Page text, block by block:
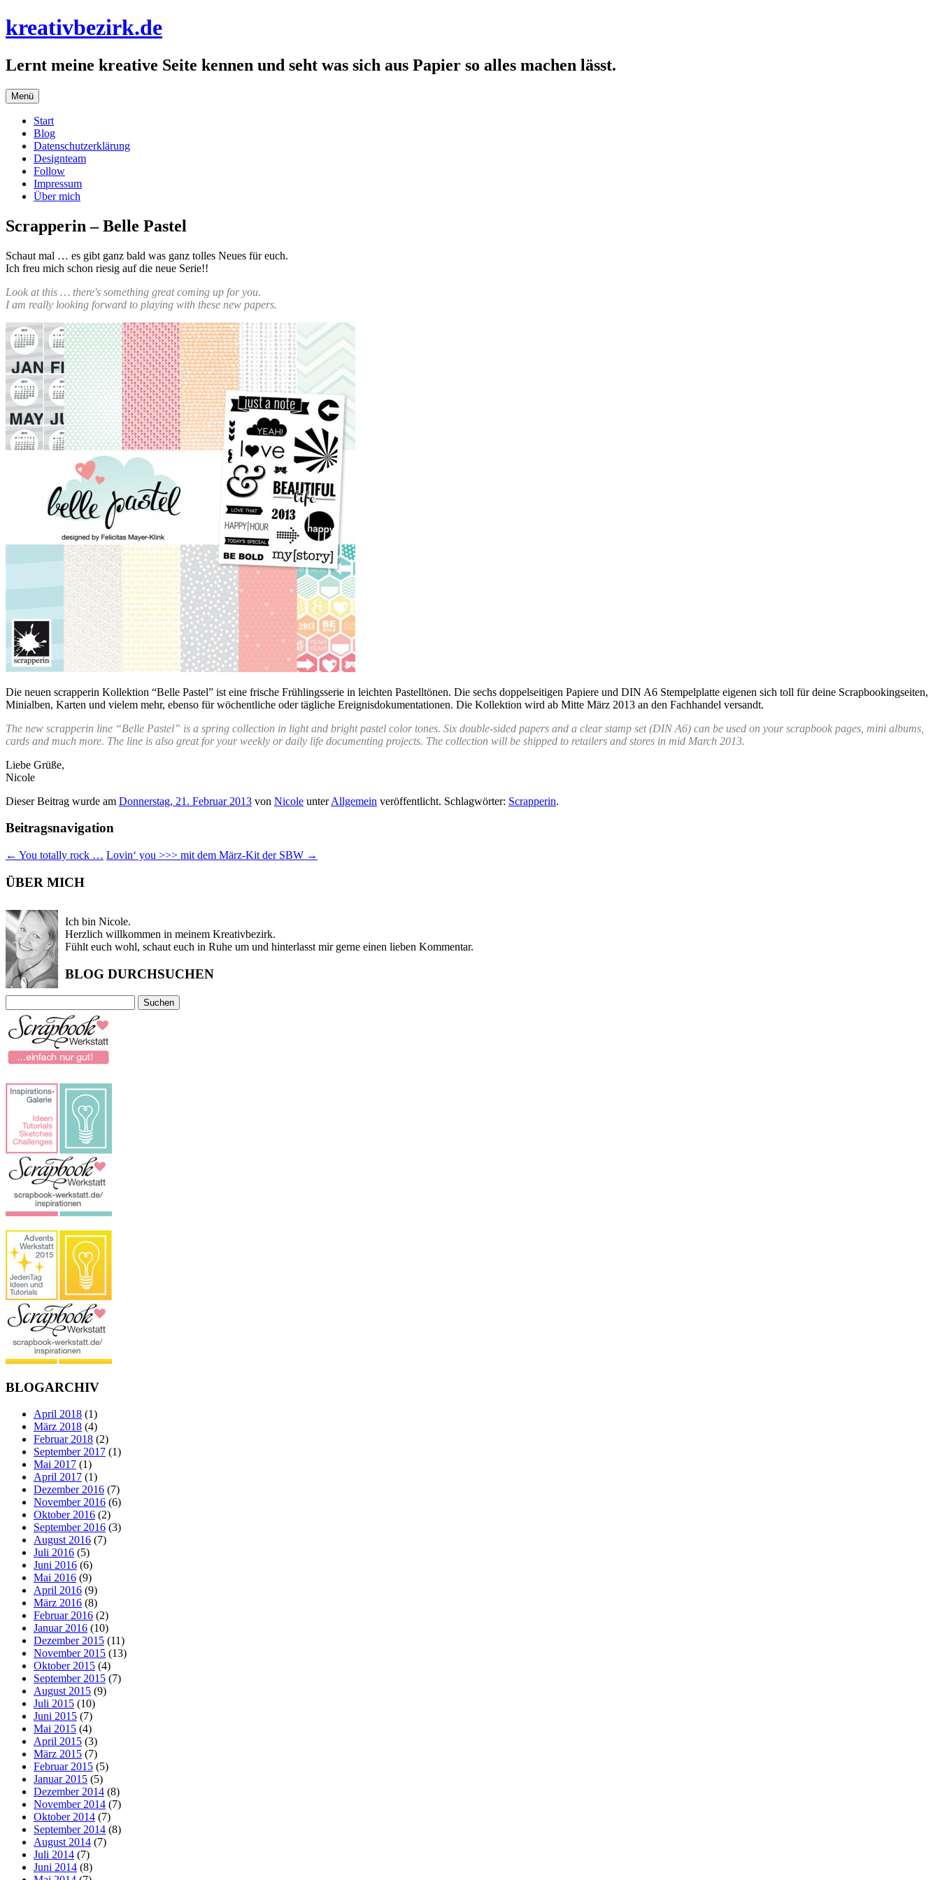
Zum
Inhalt
kreativbezirk.de
Lernt meine kreative Seite kennen und seht was sich aus Papier so alles machen lässt.
Menü
Start
Blog
Datenschutzerklärung
Designteam
Follow
Impressum
Über mich
Scrapperin – Belle Pastel
Schaut mal … es gibt ganz bald was ganz tolles Neues für euch.
Ich freu mich schon riesig auf die neue Serie!!
Look at this … there's something great coming up for you.
I am really looking forward to playing with these new papers.
Die neuen scrapperin Kollektion “Belle Pastel” ist eine frische Frühlingsserie in leichten Pastelltönen. Die sechs doppel­seitigen Papiere und DIN A6 Stempelplatte eigenen sich toll für deine Scrapbookingseiten,
Minialben, Karten und vielem mehr, ebenso für wöchentliche oder tägliche Ereignisdokumentationen. Die Kollektion wird ab Mitte März 2013 an den Fachhandel versandt.
The new scrapperin line “Belle Pastel” is a spring collection in light and bright pastel color tones. Six double-sided papers and a clear stamp set (DIN A6) can be used on your scrapbook pages, mini albums,
cards and much more. The line is also great for your weekly or daily life documenting projects. The collection will be shipped to retailers and stores in mid March 2013.
Liebe Grüße,
Nicole
Dieser Beitrag wurde am Donnerstag, 21. Februar 2013 von Nicole unterAllgemein veröffentlicht. Schlagwörter: Scrapperin.
Beitragsnavigation
← You totally rock … Lovin‘ you >>> mit dem März-Kit der SBW →
ÜBER MICH
Ich bin Nicole.
Herzlich willkommen in meinem Kreativbezirk.
Fühlt euch wohl, schaut euch in Ruhe um und hinterlasst mir gerne einen lieben Kommentar.
BLOG DURCHSUCHEN
nach:
BLOGARCHIV
April 2018 (1)
März 2018 (4)
Februar 2018 (2)
September 2017 (1)
Mai 2017 (1)
April 2017 (1)
Dezember 2016 (7)
November 2016 (6)
Oktober 2016 (2)
September 2016 (3)
August 2016 (7)
Juli 2016 (5)
Juni 2016 (6)
Mai 2016 (9)
April 2016 (9)
März 2016 (8)
Februar 2016 (2)
Januar 2016 (10)
Dezember 2015 (11)
November 2015 (13)
Oktober 2015 (4)
September 2015 (7)
August 2015 (9)
Juli 2015 (10)
Juni 2015 (7)
Mai 2015 (4)
April 2015 (3)
März 2015 (7)
Februar 2015 (5)
Januar 2015 (5)
Dezember 2014 (8)
November 2014 (7)
Oktober 2014 (7)
September 2014 (8)
August 2014 (7)
Juli 2014 (7)
Juni 2014 (8)